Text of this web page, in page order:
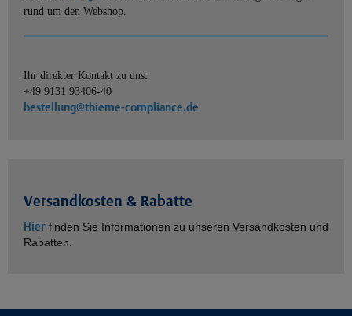
rund um den Webshop.
Ihr direkter Kontakt zu uns:
+49 9131 93406-40
bestellung@thieme-compliance.de
Versandkosten & Rabatte
Hier finden Sie Informationen zu unseren Versandkosten und
Rabatten.